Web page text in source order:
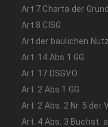
Art 7 Charta der
Art 8 CISG
Art der baulichen
Art. 14 Abs 1 GG
Art. 17 DSGVO
Art. 2 Abs 1 GG
Art. 2 Abs. 2 Nr. 5 der
Art. 4 Abs. 3 Buchst.